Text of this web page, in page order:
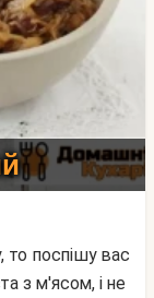
з м'ясом, і не